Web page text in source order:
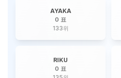
AYAKA
0 표
133위
RIKU
0 표